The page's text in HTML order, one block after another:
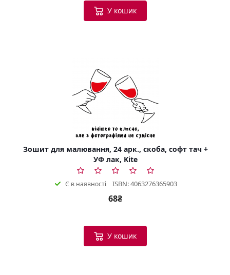
У кошик
Зошит для малювання, 24 арк., скоба, софт тач +
УФ лак, Kite
Є в наявності ISBN: 4063276365903
68₴
У кошик